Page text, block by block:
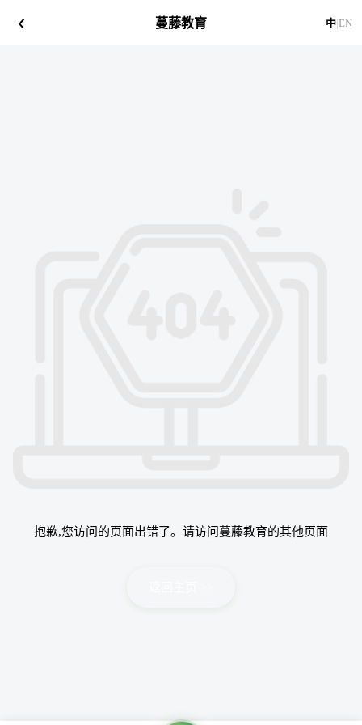
‹ 蔓藤教育 中|EN
抱歉,您访问的页面出错了。请访问蔓藤教育的其他页面